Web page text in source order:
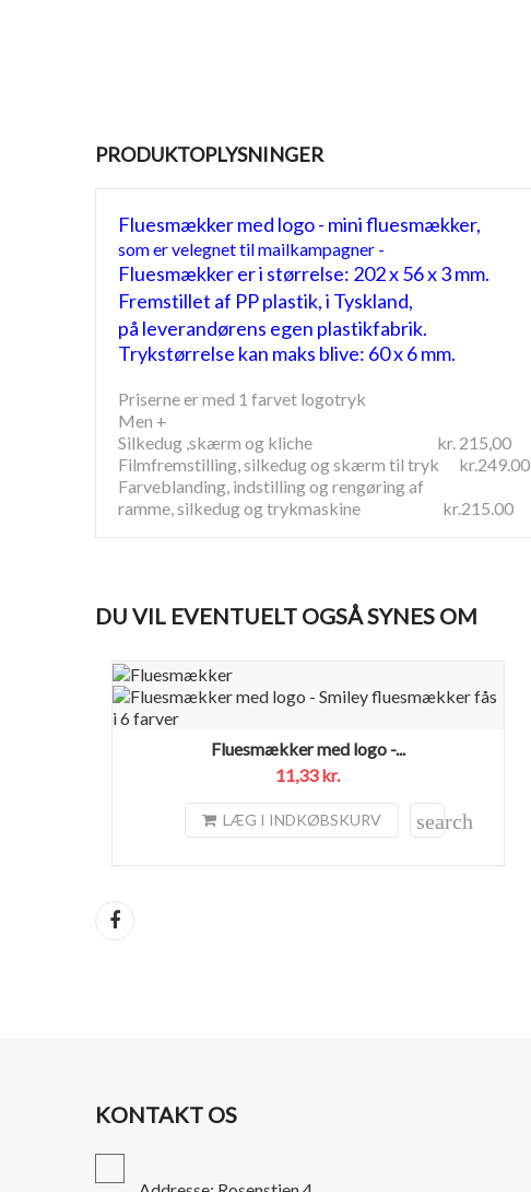
PRODUKTOPLYSNINGER
Fluesmækker med logo - mini fluesmækker,
som er velegnet til mailkampagner -
Fluesmækker er i størrelse: 202 x 56 x 3 mm.
Fremstillet af PP plastik, i Tyskland,
på leverandørens egen plastikfabrik.
Trykstørrelse kan maks blive: 60 x 6 mm.
Priserne er med 1 farvet logotryk
Men +
Silkedug ,skærm og kliche kr. 215,00
Filmfremstilling, silkedug og skærm til tryk kr.249.00
Farveblanding, indstilling og rengøring af
ramme, silkedug og trykmaskine kr.215.00
DU VIL EVENTUELT OGSÅ SYNES OM
Fluesmækker med logo -...
11,33 kr.
LÆG I INDKØBSKURV search
KONTAKT OS